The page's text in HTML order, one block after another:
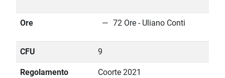
Ore 72 Ore - Uliano Conti
CFU 9
Regolamento Coorte 2021